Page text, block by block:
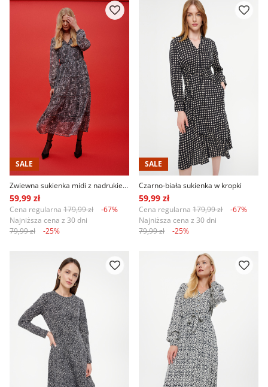
SALE
Zwiewna sukienka midi z nadrukiem paisley
59,99 zł
Cena regularna 179,99 zł
-67%
Najniższa cena z 30 dni
79,99 zł
-25%
SALE
Czarno-biała sukienka w kropki
59,99 zł
Cena regularna 179,99 zł
-67%
Najniższa cena z 30 dni
79,99 zł
-25%